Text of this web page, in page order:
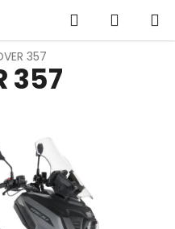
Hledat
KOŠÍK
357
357